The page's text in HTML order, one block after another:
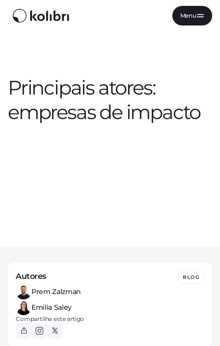
Menu
Principais atores:
empresas de impacto
Autores BLOG
Prem Zalzman
Emilia Saley
Compartilhe este artigo